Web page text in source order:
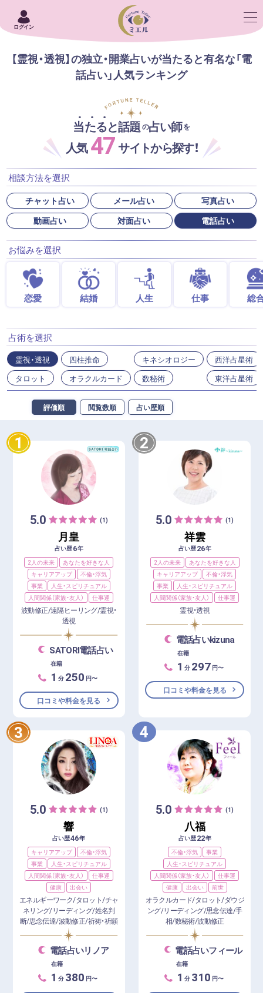
ログイン
【霊視・透視】の独立・開業占いが当たると有名な「電
話占い」人気ランキング
当たると話題の占い師を
人気47サイトから探す！
相談方法を選択
チャット占い メール占い
写真占い
動画占い
対面占い 電話占い
お悩みを選択
恋愛 結婚 人生 仕事 総
占術を選択
霊視・透視
タロット
四柱推命
オラクルカード
キネシオロジー
数秘術
西洋占星術
東洋占星術
評価順 閲覧数順 占い歴順
1
5.0 (1)
月皇
占い歴6年
2人の未来
あなたを好きな人
キャリアアップ
不倫・浮気
事業
人生・スピリチュアル
人間関係（家族・友人）
仕事運
波動修正/遠隔ヒーリング/霊視・
透視
SATORI電話占い
在籍
1 分 250 円〜
口コミや料金を見る
2
5.0 (1)
祥雲
占い歴26年
2人の未来
あなたを好きな人
キャリアアップ
不倫・浮気
事業
人生・スピリチュアル
人間関係（家族・友人）
仕事運
霊視・透視
電話占いkizuna
在籍
1 分 297 円〜
口コミや料金を見る
3
5.0 (1)
響
占い歴46年
キャリアアップ
不倫・浮気
事業
人生・スピリチュアル
人間関係（家族・友人）
仕事運
健康
出会い
エネルギーワーク/タロット/チャ
ネリング/リーディング/姓名判
断/思念伝達/波動修正/祈祷・祈願
電話占いリノア
在籍
1 分 380 円〜
4
5.0 (1)
八福
占い歴22年
不倫・浮気
事業
人生・スピリチュアル
人間関係（家族・友人）
仕事運
健康
出会い 前世
オラクルカード/タロット/ダウジ
ング/リーディング/思念伝達/手
相/数秘術/波動修正
電話占いフィール
在籍
1 分 310 円〜